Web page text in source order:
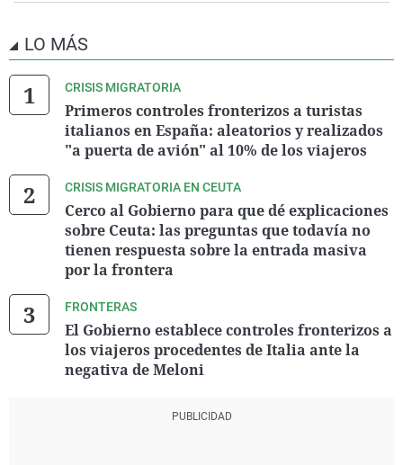
LO MÁS
CRISIS MIGRATORIA
Primeros controles fronterizos a turistas
italianos en España: aleatorios y realizados
"a puerta de avión" al 10% de los viajeros
CRISIS MIGRATORIA EN CEUTA
Cerco al Gobierno para que dé explicaciones
sobre Ceuta: las preguntas que todavía no
tienen respuesta sobre la entrada masiva
por la frontera
FRONTERAS
El Gobierno establece controles fronterizos a
los viajeros procedentes de Italia ante la
negativa de Meloni